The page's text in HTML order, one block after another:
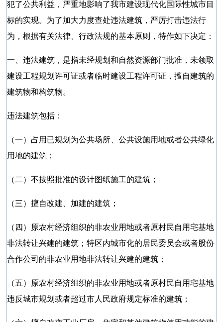
犯了公共利益，严重地影响了我市建设现代化国际性城市目
标的实现。为了加大力度查处违法建筑，严厉打击违法行
为，根据有关法律、行政法规的基本原则，特作如下决定：
一、违法建筑，是指未经规划和自然资源部门批准，未领取
建设工程规划许可证或者临时建设工程许可证，擅自建筑的
建筑物和构筑物。
违法建筑包括：
（一）占用已规划为公共场所、公共设施用地或者公共绿化
用地的建筑；
（二）不按照批准的设计图纸施工的建筑；
（三）擅自改建、加建的建筑；
（四）原农村经济组织的非农业用地或者原村民自用宅基地
非法转让兴建的建筑；特区内城市化的居民委员会或者股份
合作公司的非农业用地非法转让兴建的建筑；
（五）原农村经济组织的非农业用地或者原村民自用宅基地
违反城市规划或者超过市人民政府规定标准的建筑；